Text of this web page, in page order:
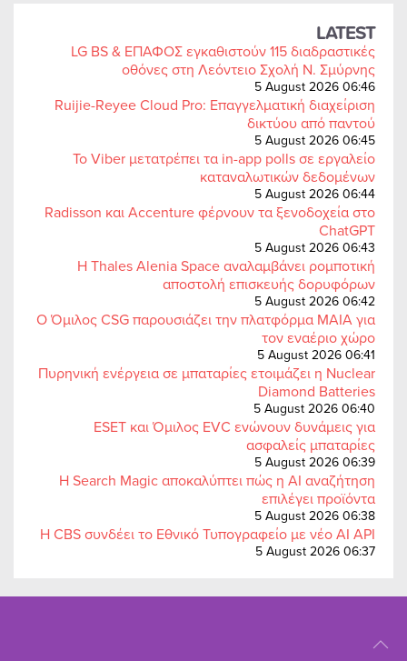
LATEST
LG BS & ΕΠΑΦΟΣ εγκαθιστούν 115 διαδραστικές
οθόνες στη Λεόντειο Σχολή Ν. Σμύρνης
5 August 2026 06:46
Ruijie-Reyee Cloud Pro: Επαγγελματική διαχείριση
δικτύου από παντού
5 August 2026 06:45
Το Viber μετατρέπει τα in-app polls σε εργαλείο
καταναλωτικών δεδομένων
5 August 2026 06:44
Radisson και Accenture φέρνουν τα ξενοδοχεία στο
ChatGPT
5 August 2026 06:43
Η Thales Alenia Space αναλαμβάνει ρομποτική
αποστολή επισκευής δορυφόρων
5 August 2026 06:42
Ο Όμιλος CSG παρουσιάζει την πλατφόρμα MAIA για
τον εναέριο χώρο
5 August 2026 06:41
Πυρηνική ενέργεια σε μπαταρίες ετοιμάζει η Nuclear
Diamond Batteries
5 August 2026 06:40
ESET και Όμιλος EVC ενώνουν δυνάμεις για
ασφαλείς μπαταρίες
5 August 2026 06:39
Η Search Magic αποκαλύπτει πώς η AI αναζήτηση
επιλέγει προϊόντα
5 August 2026 06:38
Η CBS συνδέει το Εθνικό Τυπογραφείο με νέο AI API
5 August 2026 06:37